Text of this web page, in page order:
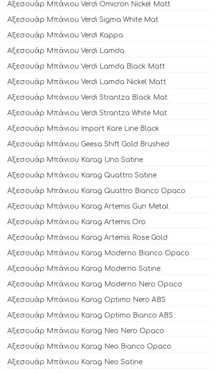
Αξεσουάρ Μπάνιου Verdi Omicron Nickel Matt
Αξεσουάρ Μπάνιου Verdi Sigma White Mat
Αξεσουάρ Μπάνιου Verdi Kappa
Αξεσουάρ Μπάνιου Verdi Lamda
Αξεσουάρ Μπάνιου Verdi Lamda Black Matt
Αξεσουάρ Μπάνιου Verdi Lamda Nickel Matt
Αξεσουάρ Μπάνιου Verdi Strantza Black Mat
Αξεσουάρ Μπάνιου Verdi Strantza White Mat
Αξεσουάρ Μπάνιου Import Kare Line Black
Αξεσουάρ Μπάνιου Geesa Shift Gold Brushed
Αξεσουάρ Μπάνιου Karag Uno Satine
Αξεσουάρ Μπάνιου Karag Quattro Satine
Αξεσουάρ Μπάνιου Karag Quattro Bianco Opaco
Αξεσουάρ Μπάνιου Karag Artemis Gun Metal
Αξεσουάρ Μπάνιου Karag Artemis Oro
Αξεσουάρ Μπάνιου Karag Artemis Rose Gold
Αξεσουάρ Μπάνιου Karag Moderno Bianco Opaco
Αξεσουάρ Μπάνιου Karag Moderno Satine
Αξεσουάρ Μπάνιου Karag Moderno Nero Opaco
Αξεσουάρ Μπάνιου Karag Optimo Nero ABS
Αξεσουάρ Μπάνιου Karag Optimo Bianco ABS
Αξεσουάρ Μπάνιου Karag Neo Nero Opaco
Αξεσουάρ Μπάνιου Karag Neo Bianco Opaco
Αξεσουάρ Μπάνιου Karag Neo Satine